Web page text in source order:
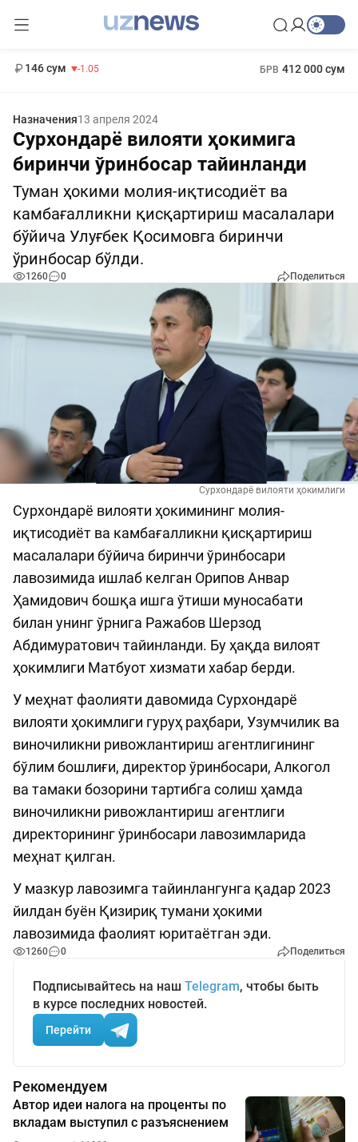
146 сум -1.05 БРВ 412 000 сум
Назначения13 апреля 2024
Сурхондарё вилояти ҳокимига
биринчи ўринбосар тайинланди
Туман ҳокими молия-иқтисодиёт ва
камбағалликни қисқартириш масалалари
бўйича Улуғбек Қосимовга биринчи
ўринбосар бўлди.
1260 0 Поделиться
Сурхондарё вилояти ҳокимлиги
Сурхондарё вилояти ҳокимининг молия-
иқтисодиёт ва камбағалликни қисқартириш
масалалари бўйича биринчи ўринбосари
лавозимида ишлаб келган Орипов Анвар
Ҳамидович бошқа ишга ўтиши муносабати
билан унинг ўрнига Ражабов Шерзод
Абдимуратович тайинланди. Бу ҳақда вилоят
ҳокимлиги Матбуот хизмати хабар берди.
У меҳнат фаолияти давомида Сурхондарё
вилояти ҳокимлиги гуруҳ раҳбари, Узумчилик ва
виночиликни ривожлантириш агентлигининг
бўлим бошлиғи, директор ўринбосари, Алкогол
ва тамаки бозорини тартибга солиш ҳамда
виночиликни ривожлантириш агентлиги
директорининг ўринбосари лавозимларида
меҳнат қилган.
У мазкур лавозимга тайинлангунга қадар 2023
йилдан буён Қизириқ тумани ҳокими
лавозимида фаолият юритаётган эди.
1260 0 Поделиться
Подписывайтесь на наш Telegram, чтобы быть
в курсе последних новостей.
Перейти
Рекомендуем
Автор идеи налога на проценты по
вкладам выступил с разъяснением